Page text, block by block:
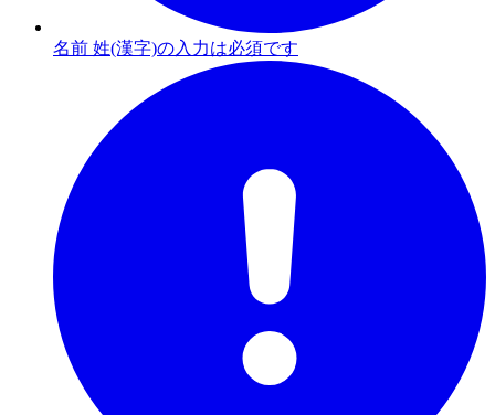
名前 姓(漢字)の入力は必須です